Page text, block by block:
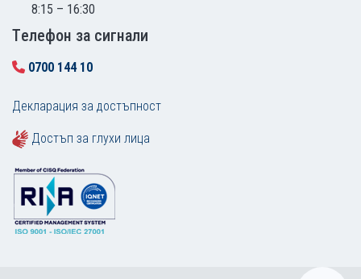
8:15 – 16:30
Tелефон за сигнали
0700 144 10
Декларация за достъпност
Достъп за глухи лица